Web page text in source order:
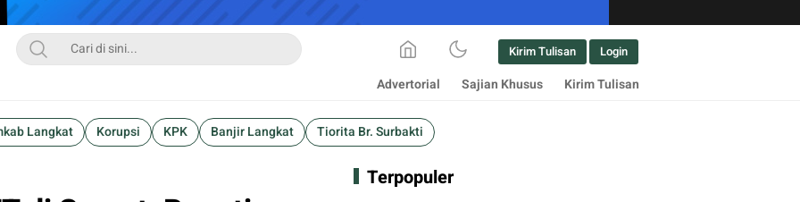
Kirim Tulisan Login
Advertorial Sajian Khusus Kirim Tulisan
Langkat Korupsi KPK Banjir Langkat Tiorita Br. Surbakti
Terpopuler